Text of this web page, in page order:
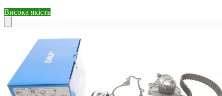
Висока якість